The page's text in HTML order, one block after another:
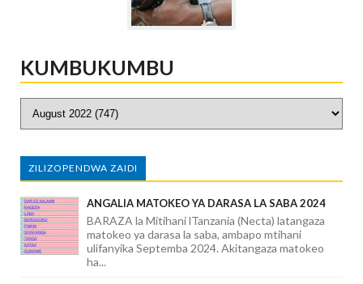
KUMBUKUMBU
ZILIZOPENDWA ZAIDI
ANGALIA MATOKEO YA DARASA LA SABA 2024
BARAZA la Mitihani lTanzania (Necta) latangaza
matokeo ya darasa la saba, ambapo mtihani
ulifanyika Septemba 2024. Akitangaza matokeo
ha...